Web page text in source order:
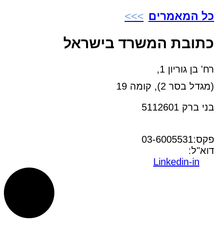
כל המאמרים
כתובת המשרד בישראל
רח' בן גוריון 1,
(מגדל בסר 2), קומה 19
בני ברק 5112601
פקס:03-6005531
דוא"ל:
Linkedin-in